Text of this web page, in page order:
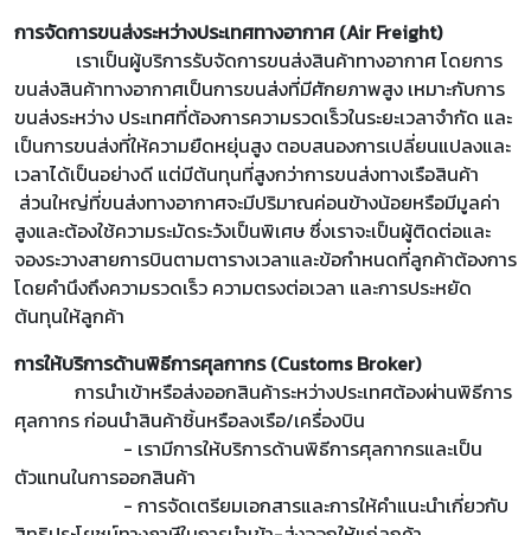
การจัดการขนส่งระหว่างประเทศทางอากาศ (Air Freight)
เราเป็นผู้บริการรับจัดการขนส่งสินค้าทางอากาศ โดยการ
ขนส่งสินค้าทางอากาศเป็นการขนส่งที่มีศักยภาพสูง เหมาะกับการ
ขนส่งระหว่าง ประเทศที่ต้องการความรวดเร็วในระยะเวลาจำกัด และ
เป็นการขนส่งที่ให้ความยืดหยุ่นสูง ตอบสนองการเปลี่ยนแปลงและ
เวลาได้เป็นอย่างดี แต่มีต้นทุนที่สูงกว่าการขนส่งทางเรือสินค้า
ส่วนใหญ่ที่ขนส่งทางอากาศจะมีปริมาณค่อนข้างน้อยหรือมีมูลค่า
สูงและต้องใช้ความระมัดระวังเป็นพิเศษ ซึ่งเราจะเป็นผู้ติดต่อและ
จองระวางสายการบินตามตารางเวลาและข้อกำหนดที่ลูกค้าต้องการ
โดยคำนึงถึงความรวดเร็ว ความตรงต่อเวลา และการประหยัด
ต้นทุนให้ลูกค้า
การให้บริการด้านพิธีการศุลกากร (Customs Broker)
การนำเข้าหรือส่งออกสินค้าระหว่างประเทศต้องผ่านพิธีการ
ศุลกากร ก่อนนำสินค้าชิ้นหรือลงเรือ/เครื่องบิน
- เรามีการให้บริการด้านพิธีการศุลกากรและเป็น
ตัวแทนในการออกสินค้า
- การจัดเตรียมเอกสารและการให้คำแนะนำเกี่ยวกับ